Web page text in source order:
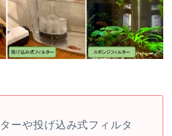
ーや投げ込み式フィルタ